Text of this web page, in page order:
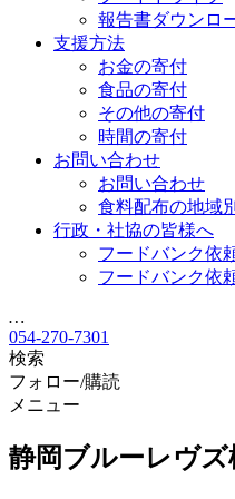
報告書ダウンロ
支援方法
お金の寄付
食品の寄付
その他の寄付
時間の寄付
お問い合わせ
お問い合わせ
食料配布の地域
行政・社協の皆様へ
フードバンク依
フードバンク依
…
054-270-7301
検索
フォロー/購読
メニュー
静岡ブルーレヴズ